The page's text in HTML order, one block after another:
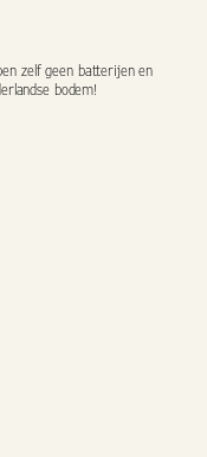
zelf geen batterijen en
bodem!